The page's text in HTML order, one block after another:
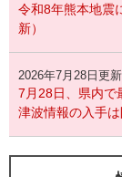
令和8年熊本地震
新）
2026年7月28日更新
7月28日、県内で
津波情報の入手